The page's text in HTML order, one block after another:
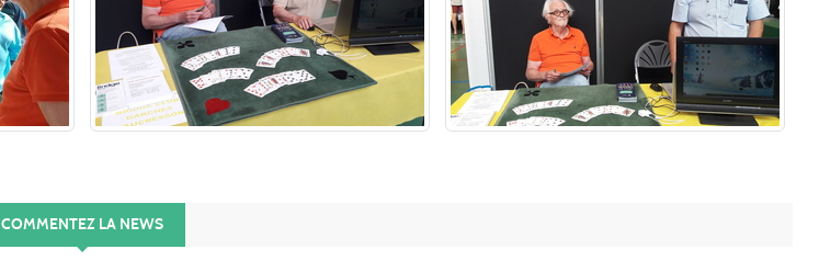
COMMENTEZ LA NEWS